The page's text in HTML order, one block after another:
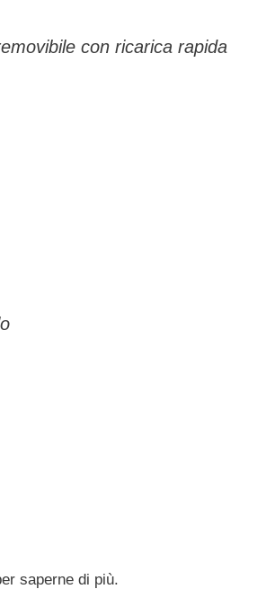
con ricarica rapida
saperne di più.